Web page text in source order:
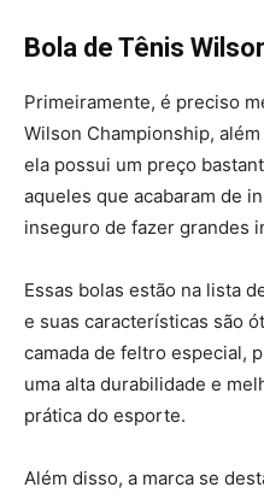
Bola de Tênis
Primeiramente, é preciso
Wilson Championship,
ela possui um preço
aqueles que acabaram de
inseguro de fazer grandes
Essas bolas estão na lista
e suas características são
camada de feltro especial,
uma alta durabilidade e
prática do esporte.
Além disso, a marca se